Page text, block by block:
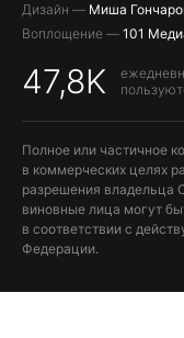
Дизайн — Миша
Воплощение — 101
47,8K
Полное или частичное
в коммерческих целях
разрешения владельца
виновные лица могут
в соответствии с
Федерации.